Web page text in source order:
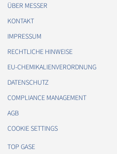
ÜBER MESSER
KONTAKT
IMPRESSUM
RECHTLICHE HINWEISE
EU-CHEMIKALIENVERORDNUNG
DATENSCHUTZ
COMPLIANCE MANAGEMENT
AGB
COOKIE SETTINGS
TOP GASE